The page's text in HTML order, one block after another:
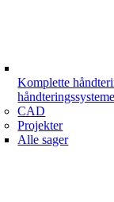
Komplette
CAD
Projekter
Alle sager